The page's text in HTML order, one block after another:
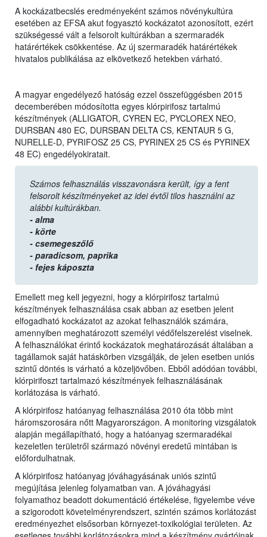
A kockázatbecslés eredményeként számos növénykultúra
esetében az EFSA akut fogyasztó kockázatot azonosított, ezért
szükségessé vált a felsorolt kultúrákban a szermaradék
határértékek csökkentése. Az új szermaradék határértékek
hivatalos publikálása az elkövetkező hetekben várható.
A magyar engedélyező hatóság ezzel összefüggésben 2015
decemberében módosította egyes klórpirifosz tartalmú
készítmények (ALLIGATOR, CYREN EC, PYCLOREX NEO,
DURSBAN 480 EC, DURSBAN DELTA CS, KENTAUR 5 G,
NURELLE-D, PYRIFOSZ 25 CS, PYRINEX 25 CS és PYRINEX
48 EC) engedélyokiratait.
Számos felhasználás visszavonásra került, így a fent
felsorolt készítményeket az idei évtől tilos használni az
alábbi kultúrákban.
- alma
- körte
- csemegeszőlő
- paradicsom, paprika
- fejes káposzta
Emellett meg kell jegyezni, hogy a klórpirifosz tartalmú
készítmények felhasználása csak abban az esetben jelent
elfogadható kockázatot az azokat felhasználók számára,
amennyiben meghatározott személyi védőfelszerelést viselnek.
A felhasználókat érintő kockázatok meghatározását általában a
tagállamok saját hatáskörben vizsgálják, de jelen esetben uniós
szintű döntés is várható a közeljövőben. Ebből adódóan további,
klórpirifoszt tartalmazó készítmények felhasználásának
korlátozása is várható.
A klórpirifosz hatóanyag felhasználása 2010 óta több mint
háromszorosára nőtt Magyarországon. A monitoring vizsgálatok
alapján megállapítható, hogy a hatóanyag szermaradékai
kezeletlen területről származó növényi eredetű mintában is
előfordulhatnak.
A klórpirifosz hatóanyag jóváhagyásának uniós szintű
megújítása jelenleg folyamatban van. A jóváhagyási
folyamathoz beadott dokumentáció értékelése, figyelembe véve
a szigorodott követelményrendszert, szintén számos korlátozást
eredményezhet elsősorban környezet-toxikológiai területen. Az